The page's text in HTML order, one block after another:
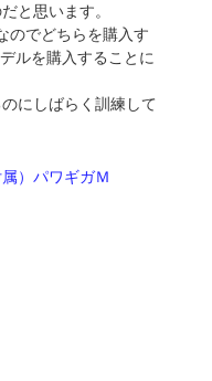
と思います。
のでどちらを購入す
ルを購入することに
にしばらく訓練して
）パワギガＭ